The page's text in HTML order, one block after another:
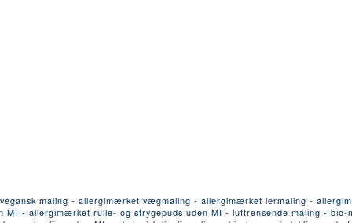
maling - allergimærket vægmaling - allergimærket lermaling -
- allergimærket rulle- og strygepuds uden MI - luftrensende maling -